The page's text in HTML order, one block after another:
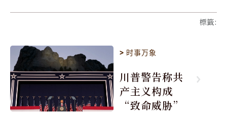
標籤:
> 时事万象
川普警告称共
产主义构成
“致命威胁”